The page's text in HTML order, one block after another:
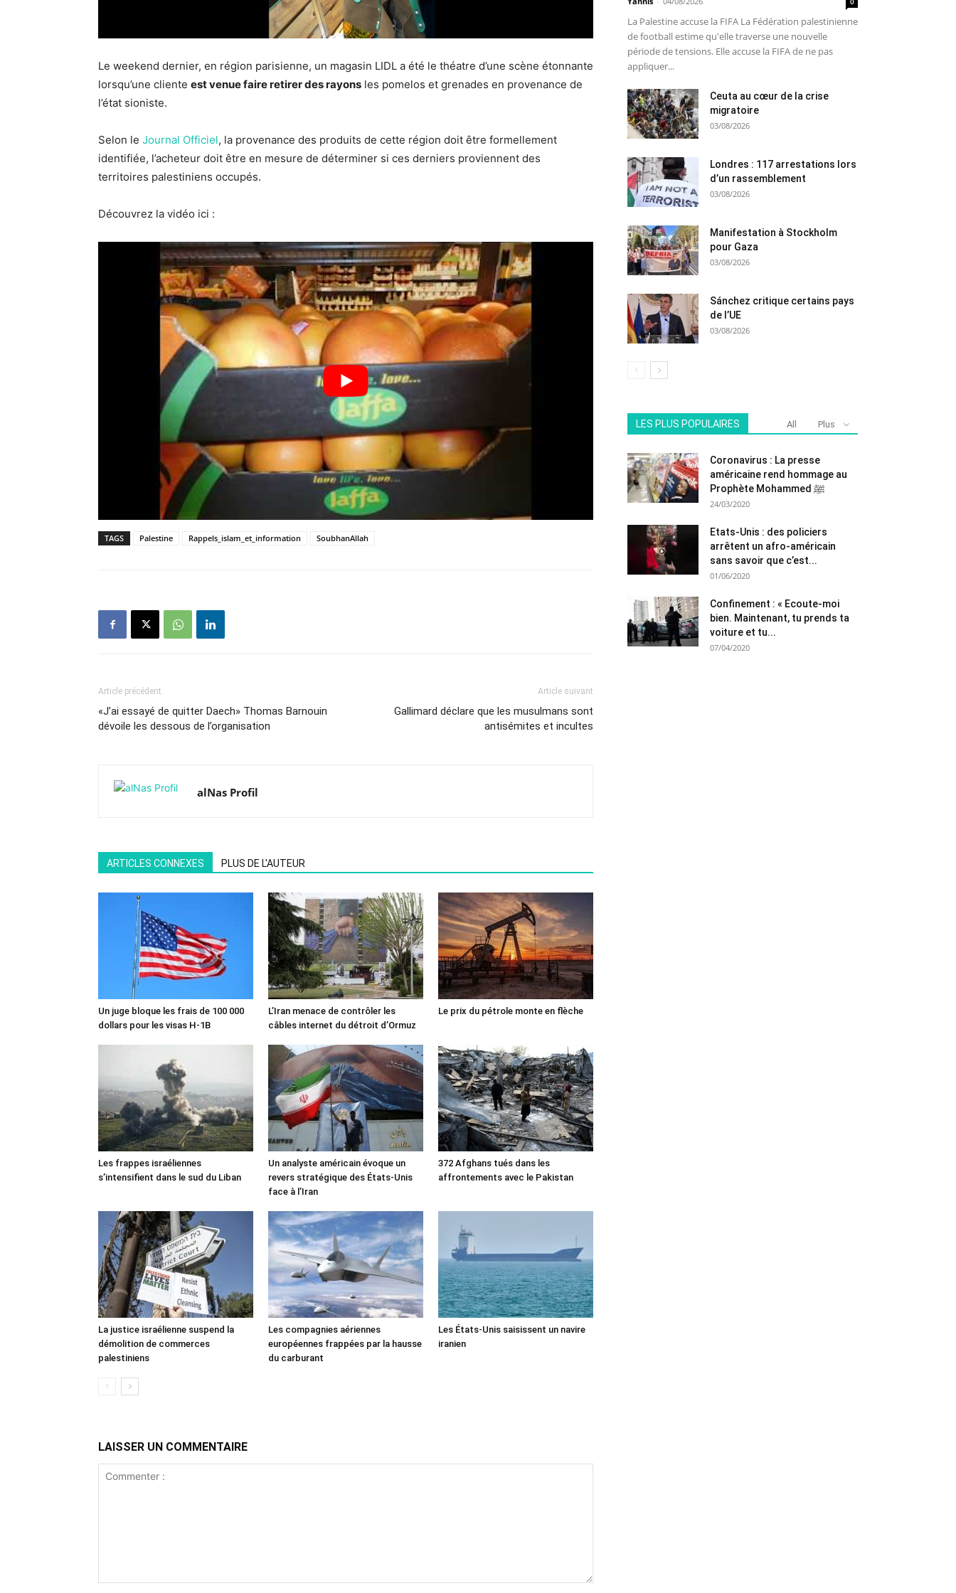
Le weekend dernier, en région parisienne, un magasin LIDL a été le théatre d’une scène étonnante
lorsqu’une cliente est venue faire retirer des rayons les pomelos et grenades en provenance de
l’état sioniste.
Selon le Journal Officiel, la provenance des produits de cette région doit être formellement
identifiée, l’acheteur doit être en mesure de déterminer si ces derniers proviennent des
territoires palestiniens occupés.
Découvrez la vidéo ici :
TAGS Palestine Rappels_islam_et_information SoubhanAllah
Article précédent
«J’ai essayé de quitter Daech» Thomas Barnouin
dévoile les dessous de l’organisation
Article suivant
Gallimard déclare que les musulmans sont
antisémites et incultes
alNas Profil
ARTICLES CONNEXES PLUS DE L'AUTEUR
Un juge bloque les frais de 100 000
dollars pour les visas H-1B
L’Iran menace de contrôler les
câbles internet du détroit d’Ormuz
Le prix du pétrole monte en flèche
Les frappes israéliennes
s’intensifient dans le sud du Liban
Un analyste américain évoque un
revers stratégique des États-Unis
face à l’Iran
372 Afghans tués dans les
affrontements avec le Pakistan
La justice israélienne suspend la
démolition de commerces
palestiniens
Les compagnies aériennes
européennes frappées par la hausse
du carburant
Les États-Unis saisissent un navire
iranien
LAISSER UN COMMENTAIRE
La Palestine accuse la FIFA La Fédération palestinienne
de football estime qu'elle traverse une nouvelle
période de tensions. Elle accuse la FIFA de ne pas
appliquer...
Ceuta au cœur de la crise
migratoire
03/08/2026
Londres : 117 arrestations lors
d’un rassemblement
03/08/2026
Manifestation à Stockholm
pour Gaza
03/08/2026
Sánchez critique certains pays
de l’UE
03/08/2026
LES PLUS POPULAIRES All Plus
Coronavirus : La presse
américaine rend hommage au
Prophète Mohammed ﷺ
24/03/2020
Etats-Unis : des policiers
arrêtent un afro-américain
sans savoir que c’est...
01/06/2020
Confinement : « Ecoute-moi
bien. Maintenant, tu prends ta
voiture et tu...
07/04/2020